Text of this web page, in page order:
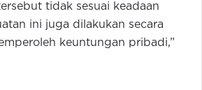
tidak sesuai keadaan
ini juga dilakukan secara
keuntungan pribadi,”